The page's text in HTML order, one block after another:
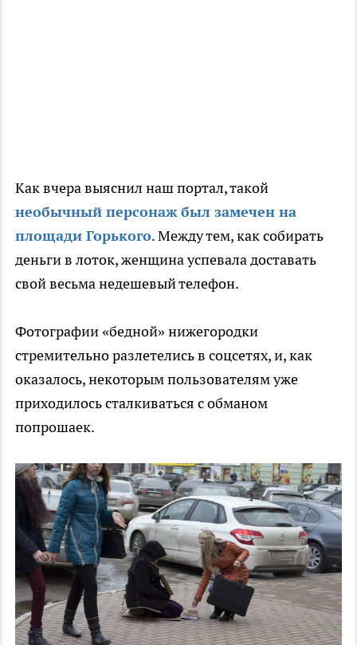
Как вчера выяснил наш портал, такой
необычный персонаж был замечен на
площади Горького. Между тем, как собирать
деньги в лоток, женщина успевала доставать
свой весьма недешевый телефон.
Фотографии «бедной» нижегородки
стремительно разлетелись в соцсетях, и, как
оказалось, некоторым пользователям уже
приходилось сталкиваться с обманом
попрошаек.